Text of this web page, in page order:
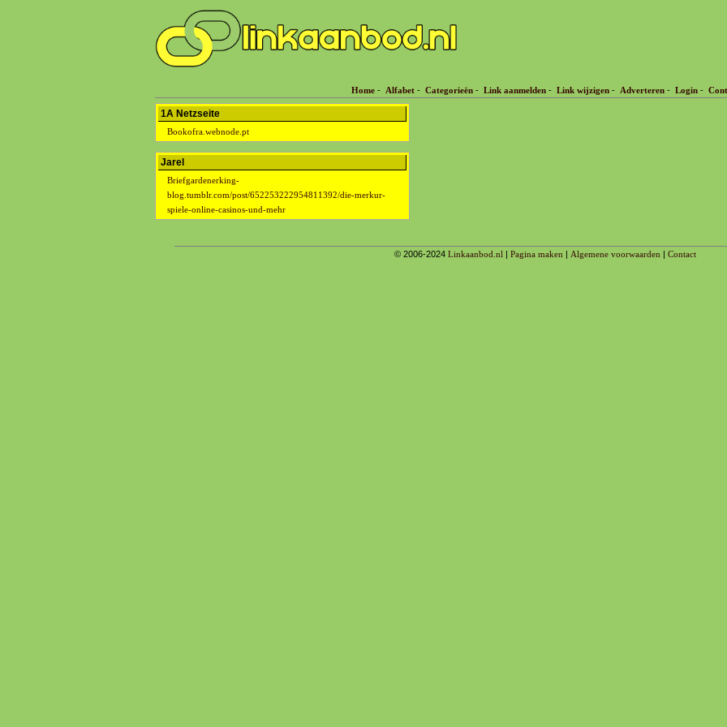
Home - Alfabet - Categorieën - Link aanmelden - Link wijzigen - Adverteren - Login -
1A Netzseite
Bookofra.webnode.pt
Jarel
Briefgardenerking-
blog.tumblr.com/post/652253222954811392/die-merkur-
spiele-online-casinos-und-mehr
© 2006-2024 Linkaanbod.nl | Pagina maken | Algemene voorwaarden | Contact